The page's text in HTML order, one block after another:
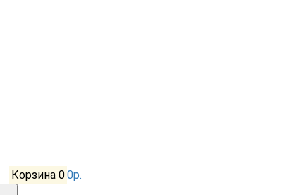
Корзина 00р.